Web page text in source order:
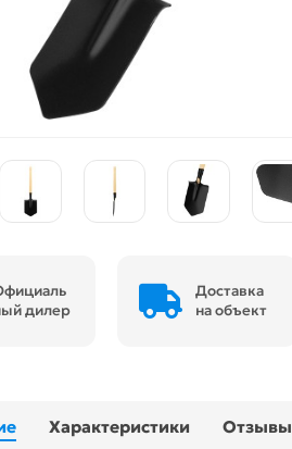
дилер
Доставка
на объект
Характеристики Отзывы